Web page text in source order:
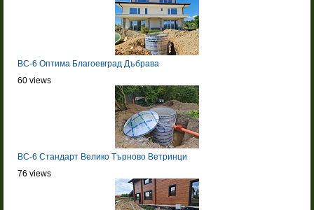
BC-6 Оптима Благоевград Дъбрава
60 views
BC-6 Стандарт Велико Търново Ветринци
76 views